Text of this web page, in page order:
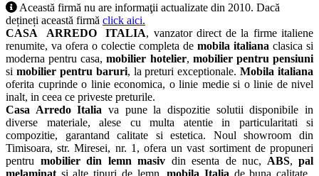
Această firmă nu are informaţii actualizate din 2010. Dacă
dețineți această firmă click aici.
CASA ARREDO ITALIA, vanzator direct de la firme italiene
renumite, va ofera o colectie completa de mobila italiana clasica si
moderna pentru casa, mobilier hotelier, mobilier pentru pensiuni
si mobilier pentru baruri, la preturi exceptionale.Mobila italiana
oferita cuprinde o linie economica, o linie medie si o linie de nivel
inalt, in ceea ce priveste preturile.
Casa Arredo Italia va pune la dispozitie solutii disponibile in
diverse materiale, alese cu multa atentie in particularitati si
compozitie, garantand calitate si estetica. Noul showroom din
Timisoara, str. Miresei, nr. 1, ofera un vast sortiment de propuneri
pentru mobilier din lemn masiv din esenta de nuc, ABS, pal
melaminat si alte tipuri de lemn,mobila Italia de buna calitate,